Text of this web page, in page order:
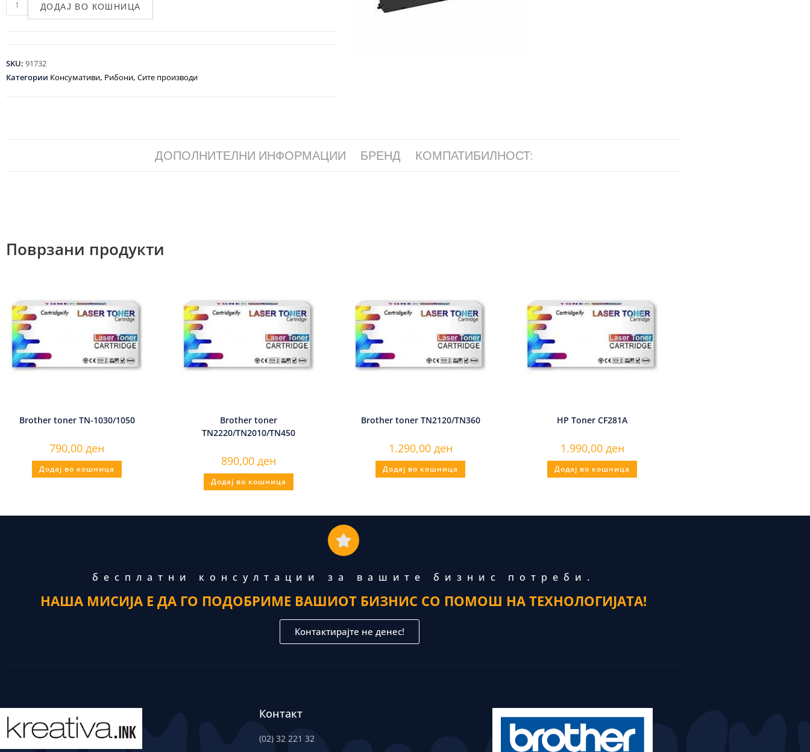
ДОДАЈ ВО КОШНИЦА
SKU: 91732
Категории Консумативи, Рибони, Сите производи
ДОПОЛНИТЕЛНИ ИНФОРМАЦИИ БРЕНД КОМПАТИБИЛНОСТ:
Поврзани продукти
Brother toner TN-1030/1050
790,00 ден
Додај во кошница
Brother toner
TN2220/TN2010/TN450
890,00 ден
Додај во кошница
Brother toner TN2120/TN360
1.290,00 ден
Додај во кошница
HP Toner CF281A
1.990,00 ден
Додај во кошница
бесплатни консултации за вашите бизнис потреби.
НАША МИСИЈА Е ДА ГО ПОДОБРИМЕ ВАШИОТ БИЗНИС СО ПОМОШ НА ТЕХНОЛОГИЈАТА!
Контактирајте не денес!
Контакт
(02) 32 221 32